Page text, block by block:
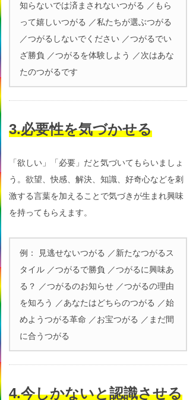
知らないでは済まされないつがる ／もら
って嬉しいつがる ／私たちが選ぶつがる
／つがるしないでください ／つがるでい
ざ勝負 ／つがるを体験しよう ／次はあな
たのつがるです
3.必要性を気づかせる
「欲しい」「必要」だと気づいてもらいましょ
う。欲望、快感、解決、知識、好奇心などを刺
激する言葉を加えることで気づきが生まれ興味
を持ってもらえます。
例： 見逃せないつがる ／新たなつがるス
タイル ／つがるで勝負 ／つがるに興味あ
る？ ／つがるのお知らせ ／つがるの理由
を知ろう ／あなたはどちらのつがる ／始
めようつがる革命 ／お宝つがる ／まだ間
に合うつがる
4.今しかないと認識させる